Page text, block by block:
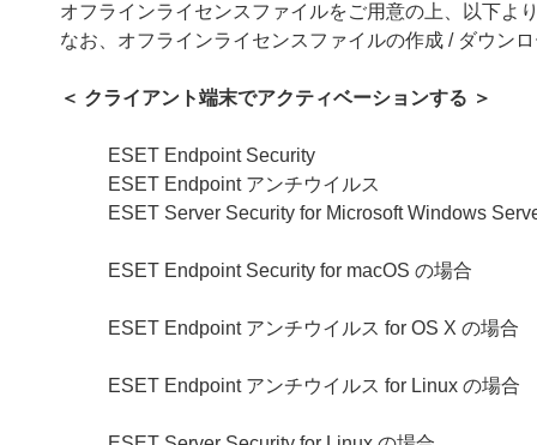
オフラインライセンスファイルをご用意の上、以下よ
なお、オフラインライセンスファイルの作成 / ダウン
＜ クライアント端末でアクティベーションする ＞
ESET Endpoint Security
ESET Endpoint アンチウイルス
ESET Server Security for Microsoft Windows
ESET Endpoint Security for macOS の場合
ESET Endpoint アンチウイルス for OS X の場合
ESET Endpoint アンチウイルス for Linux の場合